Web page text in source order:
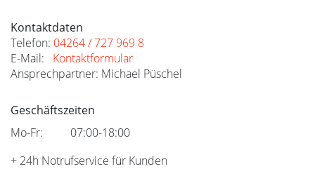
Kontaktdaten
Telefon: 04264 / 727 969 8
E-Mail: Kontaktformular
Ansprechpartner: Michael Püschel
Geschäftszeiten
Mo-Fr:
07:00-18:00
+ 24h Notrufservice für Kunden